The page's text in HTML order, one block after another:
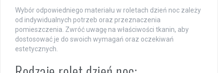
Wybór odpowiedniego materiału w roletach dzień noc zależy
od indywidualnych potrzeb oraz przeznaczenia
pomieszczenia. Zwróć uwagę na właściwości tkanin, aby
dostosować je do swoich wymagań oraz oczekiwań
estetycznych.